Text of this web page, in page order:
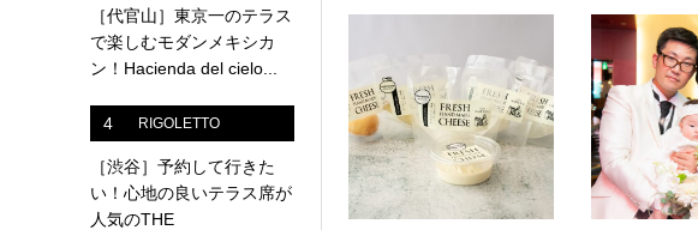
［代官山］東京一のテラス
で楽しむモダンメキシカ
ン！Hacienda del cielo...
4 RIGOLETTO
［渋谷］予約して行きた
い！心地の良いテラス席が
人気のTHE